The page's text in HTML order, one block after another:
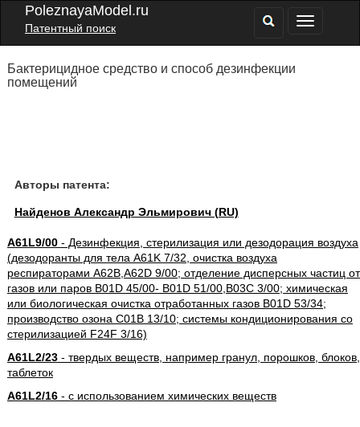
PoleznayaModel.ru
Патентный поиск
Бактерицидное средство и способ дезинфекции
помещений
Авторы патента:
Найденов Александр Эльмирович (RU)
A61L9/00- Дезинфекция, стерилизация или дезодорация воздуха
(дезодоранты для тела A61K 7/32, очистка воздуха
респираторами A62B,A62D 9/00; отделение дисперсных частиц от
газов или паров B01D 45/00- B01D 51/00,B03C 3/00; химическая
или биологическая очистка отработанных газов B01D 53/34;
производство озона C01B 13/10; системы кондиционирования со
стерилизацией F24F 3/16)
A61L2/23- твердых веществ, например гранул, порошков, блоков,
таблеток
A61L2/16- с использованием химических веществ